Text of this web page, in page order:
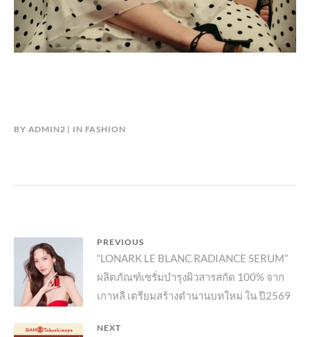
BY ADMIN2 IN FASHION
แนะแนว
เรื่อง
PREVIOUS
Previous
post:
“LONARK LE BLANC RADIANCE SERUM”
ผลิตภัณฑ์​เซรั่มบำรุงผิวสารสกัด 100% จาก
เกาหลี เตรียมสร้างตำนานบทใหม่ ใน ปี2569
NEXT